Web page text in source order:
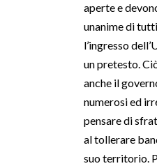
aperte e
unanime di
l’ingresso
un pretesto.
anche il
numerosi ed
pensare di
al tollerare
suo territorio.